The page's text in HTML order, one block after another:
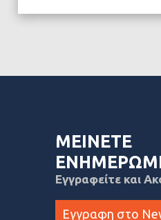
ΜΕΙΝΕΤΕ
Εγγραφείτε και
Εγγραφη στο